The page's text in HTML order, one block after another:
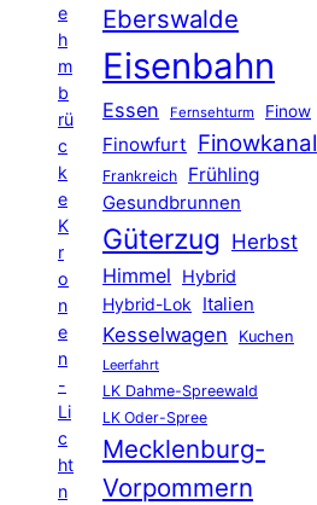
e
h
m
b
rü
c
k
e
K
r
o
n
e
n
-
Li
c
ht
n
Eberswalde
Eisenbahn
Essen Fernsehturm Finow
Finowfurt Finowkanal
Frankreich Frühling
Gesundbrunnen
Güterzug Herbst
Himmel
Hybrid
Hybrid-Lok Italien
Kesselwagen Kuchen
Leerfahrt
LK Dahme-Spreewald
LK Oder-Spree
Mecklenburg-
Vorpommern